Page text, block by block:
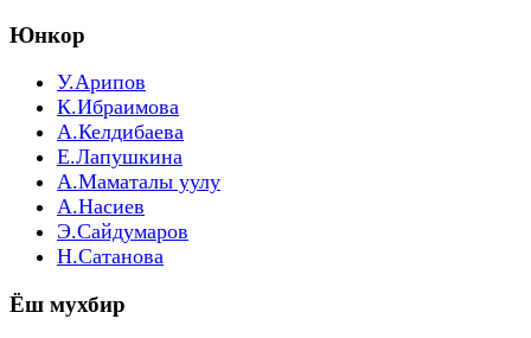
Юнкор
У.Арипов
К.Ибраимова
А.Келдибаева
Е.Лапушкина
А.Маматалы уулу
А.Насиев
Э.Сайдумаров
Н.Сатанова
Ёш мухбир